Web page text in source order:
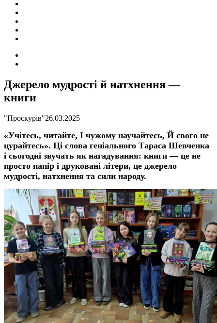
Джерело мудрості й натхнення —
книги
"Проскурів"26.03.2025
«Учітесь, читайте, І чужому научайтесь, Й свого не
цурайтесь». Ці слова геніального Тараса Шевченка
і сьогодні звучать як нагадування: книги — це не
просто папір і друковані літери, це джерело
мудрості, натхнення та сили народу.